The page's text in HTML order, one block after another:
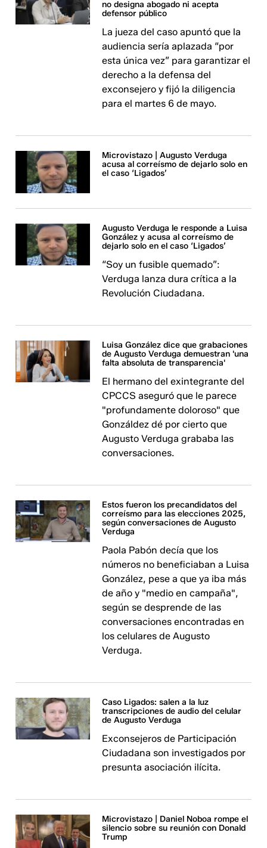
no designa abogado ni acepta
defensor público
La jueza del caso apuntó que la
audiencia sería aplazada “por
esta única vez” para garantizar el
derecho a la defensa del
exconsejero y fijó la diligencia
para el martes 6 de mayo.
Microvistazo | Augusto Verduga
acusa al correísmo de dejarlo solo en
el caso ‘Ligados’
Augusto Verduga le responde a Luisa
González y acusa al correísmo de
dejarlo solo en el caso ‘Ligados’
“Soy un fusible quemado”:
Verduga lanza dura crítica a la
Revolución Ciudadana.
Luisa González dice que grabaciones
de Augusto Verduga demuestran 'una
falta absoluta de transparencia'
El hermano del exintegrante del
CPCCS aseguró que le parece
"profundamente doloroso" que
Gonzáldez dé por cierto que
Augusto Verduga grababa las
conversaciones.
Estos fueron los precandidatos del
correísmo para las elecciones 2025,
según conversaciones de Augusto
Verduga
Paola Pabón decía que los
números no beneficiaban a Luisa
González, pese a que ya iba más
de año y "medio en campaña",
según se desprende de las
conversaciones encontradas en
los celulares de Augusto
Verduga.
Caso Ligados: salen a la luz
transcripciones de audio del celular
de Augusto Verduga
Exconsejeros de Participación
Ciudadana son investigados por
presunta asociación ilícita.
Microvistazo | Daniel Noboa rompe el
silencio sobre su reunión con Donald
Trump